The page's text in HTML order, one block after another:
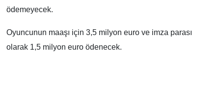
ödemeyecek.
Oyuncunun maaşı için 3,5 milyon euro ve imza parası
olarak 1,5 milyon euro ödenecek.